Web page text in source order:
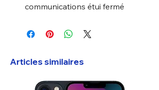
communications étui fermé
Articles similaires